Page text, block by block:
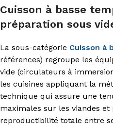
Cuisson à basse
préparation sous
La sous-catégorie Cuisson à
références) regroupe les
vide (circulateurs à
les cuisines appliquant la
technique qui assure une
maximales sur les viandes et
reproductibilité totale entre